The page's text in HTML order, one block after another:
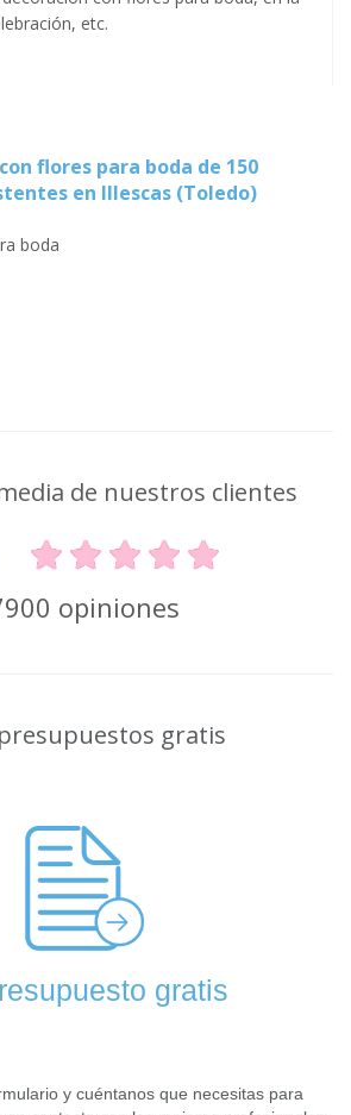
etc.
flores para boda de 150
en Illescas (Toledo)
boda
de nuestros clientes
opiniones
gratis
gratis
y cuéntanos que necesitas para